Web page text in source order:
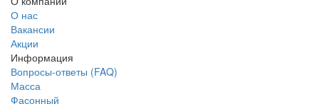
О нас
Вакансии
Акции
Информация
Вопросы-ответы (FAQ)
Масса
Фасонный